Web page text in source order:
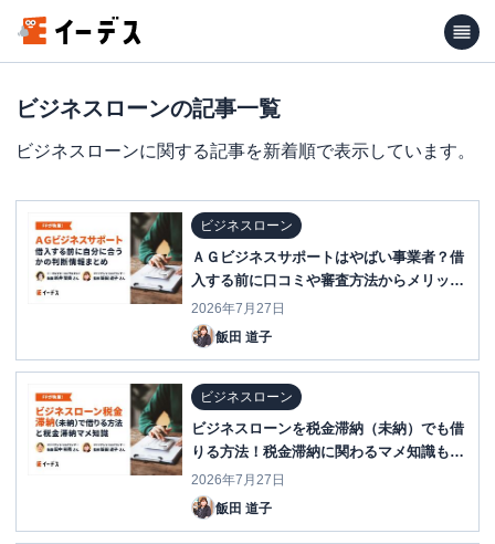
ビジネスローンの記事一覧
ビジネスローンに関する記事を新着順で表示しています。
ビジネスローン
ＡＧビジネスサポートはやばい事業者？借
入する前に口コミや審査方法からメリッ
ト・デメリットまで解説！
2026年7月27日
飯田 道子
ビジネスローン
ビジネスローンを税金滞納（未納）でも借
りる方法！税金滞納に関わるマメ知識も伝
授
2026年7月27日
飯田 道子